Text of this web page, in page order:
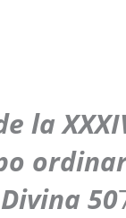
la
Divina 50